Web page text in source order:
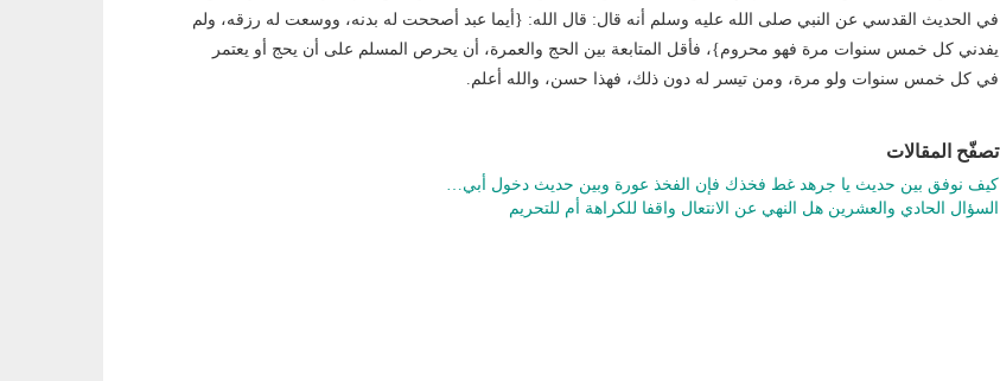
في الحديث القدسي عن النبي صلى الله عليه وسلم أنه قال: قال الله: {أيما عبد أصححت له بدنه، ووسعت له رزقه، ولم
يفدني كل خمس سنوات مرة فهو محروم}، فأقل المتابعة بين الحج والعمرة، أن يحرص المسلم على أن يحج أو يعتمر
في كل خمس سنوات ولو مرة، ومن تيسر له دون ذلك، فهذا حسن، والله أعلم.
تصفّح المقالات
كيف نوفق بين حديث يا جرهد غط فخذك فإن الفخذ عورة وبين حديث دخول أبي…
السؤال الحادي والعشرين هل النهي عن الانتعال واقفا للكراهة أم للتحريم